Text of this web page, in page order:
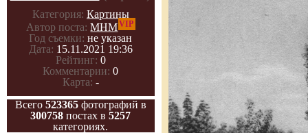
Категория: Картины
Автор поста: МНМVIP
Год съемки: не указан
Дата: 15.11.2021 19:36
Рейтинг: 0
Комментарии: 0
Карта: -
Всего 523365 фотографий в
300758 постах в5257
категориях.